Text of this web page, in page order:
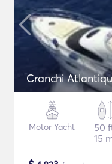
Cranchi
Motor Yacht
50
15